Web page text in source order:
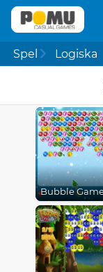
Spel Logiska